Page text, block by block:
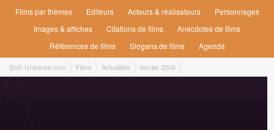
Films par thèmes
Editeurs Acteurs & réalisateurs
Personnages
Images & affiches
Citations de films
Anecdotes de films
Références de films
Slogans de films Agenda
Scifi-Universe.com Films Actualités
février 2006
Ultraviolet rayonne enfin sur la toile